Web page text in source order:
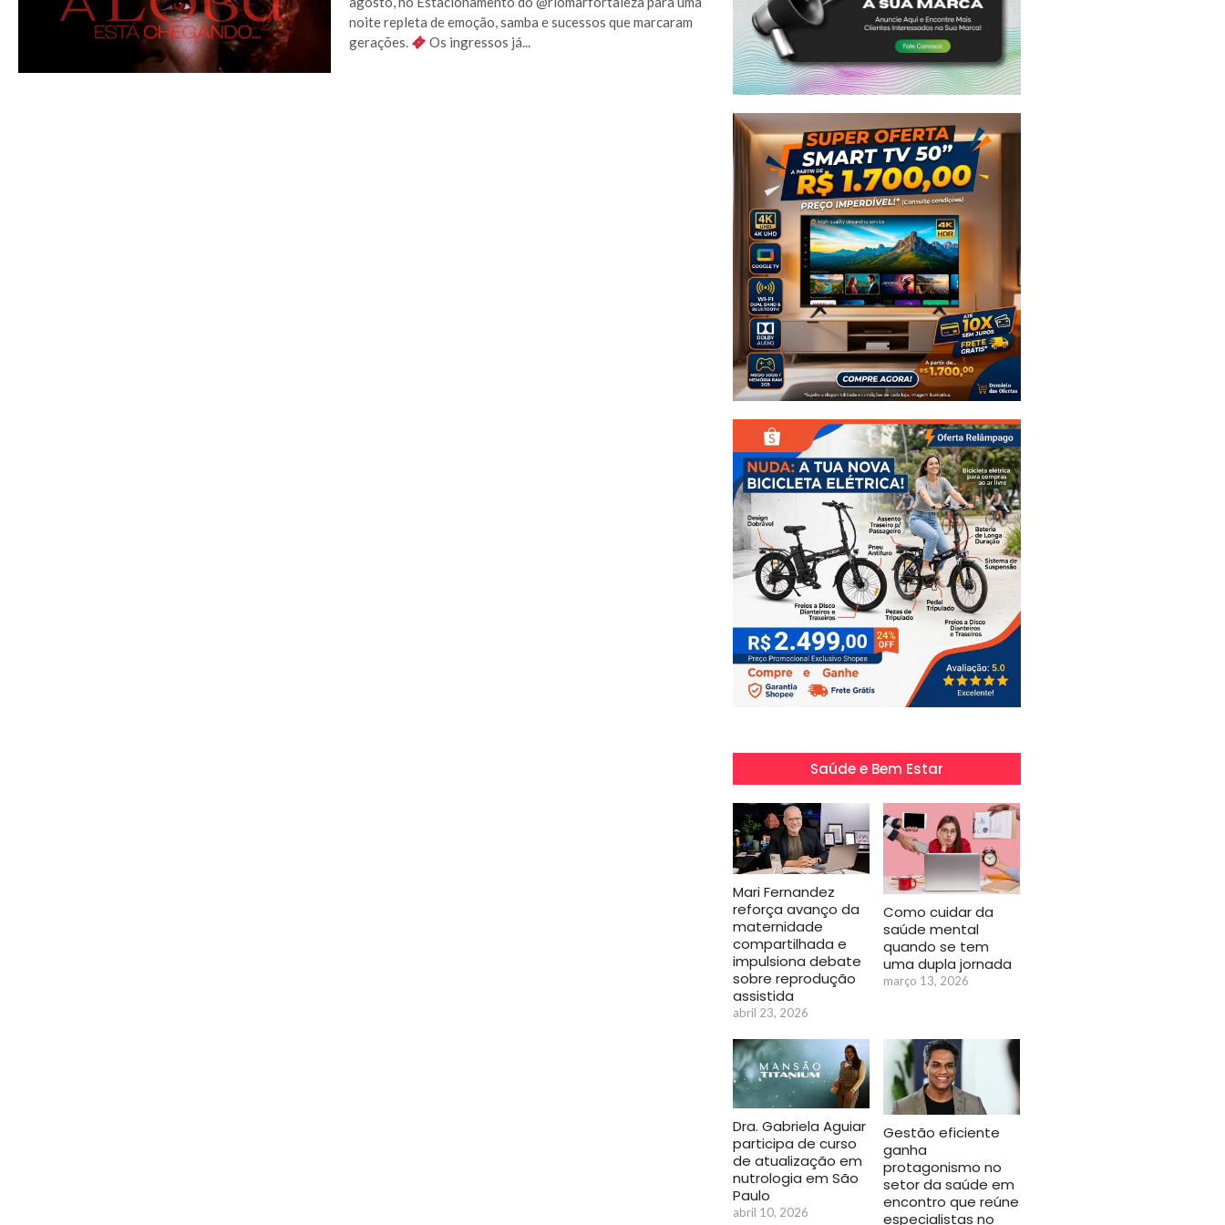
noite repleta de emoção, samba e sucessos que marcaram
gerações.
Os ingressos já...
Saúde e Bem Estar
Mari Fernandez
reforça avanço da
maternidade
compartilhada e
impulsiona debate
sobre reprodução
assistida
abril 23, 2026
Como cuidar da
saúde mental
quando se tem
uma dupla jornada
março 13, 2026
Dra. Gabriela Aguiar
participa de curso
de atualização em
nutrologia em São
Paulo
abril 10, 2026
Gestão eficiente
ganha
protagonismo no
setor da saúde em
encontro que reúne
especialistas no